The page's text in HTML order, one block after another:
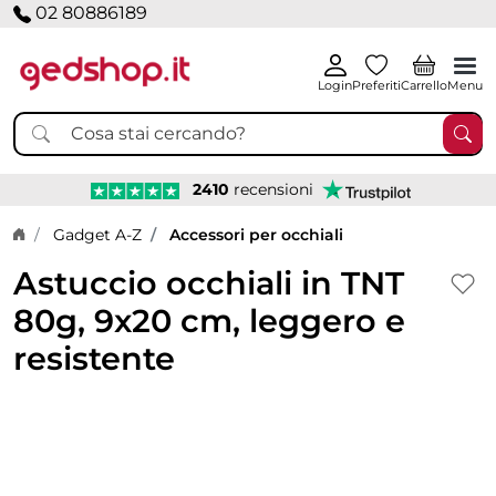
02 80886189
LoginPreferitiCarrelloMenu
2410 recensioni
Home page
Gadget A-Z Accessori per occhiali
Astuccio occhiali in TNT
80g, 9x20 cm, leggero e
resistente